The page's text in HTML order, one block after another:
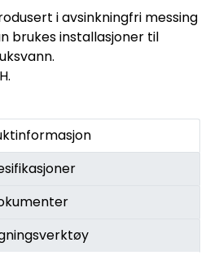
i avsinkningfri messing
brukes installasjoner til